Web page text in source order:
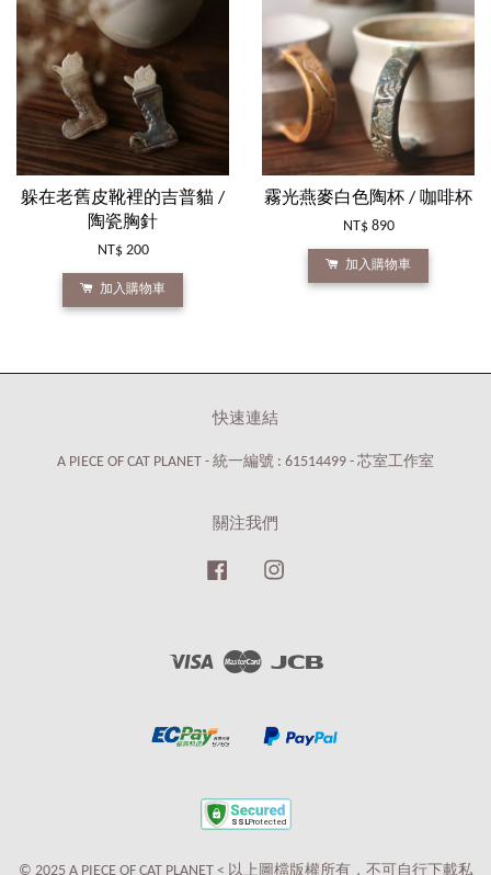
躲在老舊皮靴裡的吉普貓 /
陶瓷胸針
NT$ 200
加入購物車
霧光燕麥白色陶杯 / 咖啡杯
NT$ 890
加入購物車
快速連結
A PIECE OF CAT PLANET - 統一編號 : 61514499 - 芯室工作室
關注我們
Facebook
Visa Master
© 2025 A PIECE OF CAT PLANET < 以上圖檔版權所有，不可自行下載私